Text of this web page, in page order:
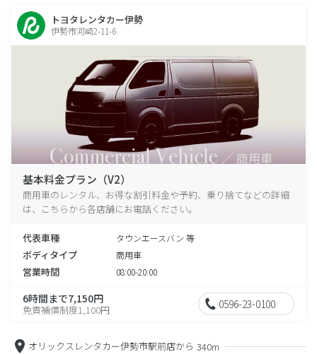
トヨタレンタカー伊勢
伊勢市河崎2-11-6
基本料金プラン（V2）
商用車のレンタル、お得な割引料金や予約、乗り捨てなどの詳細
は、こちらから各店舗にお電話ください。
代表車種 タウンエースバン 等
ボディタイプ 商用車
営業時間 08:00-20:00
6時間まで7,150円
免責補償制度1,100円 0596-23-0100
オリックスレンタカー伊勢市駅前店から 340m